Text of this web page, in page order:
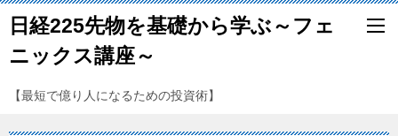
日経225先物を基礎から学ぶ～フェ
ニックス講座～
【最短で億り人になるための投資術】